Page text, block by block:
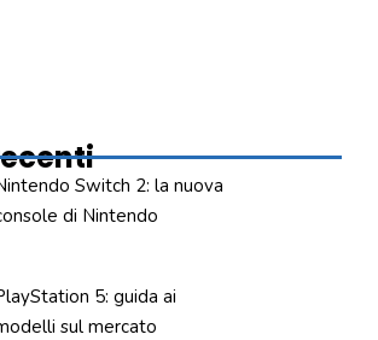
Switch 2: la nuova
di Nintendo
5: guida ai
sul mercato